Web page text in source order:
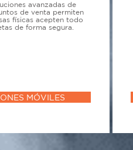
avanzadas de
de venta permiten
físicas acepten todo
de forma segura.
MÓVILES